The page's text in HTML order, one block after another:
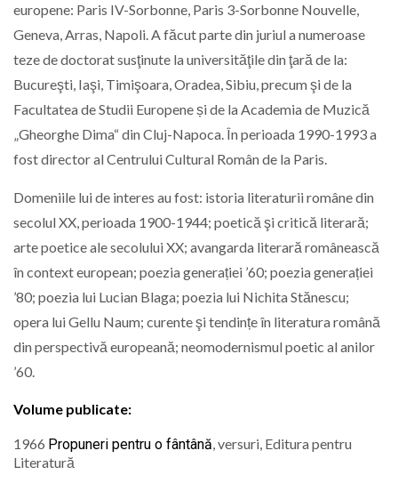
europene: Paris IV-Sorbonne, Paris 3-Sorbonne Nouvelle,
Geneva, Arras, Napoli. A făcut parte din juriul a numeroase
teze de doctorat susţinute la universităţile din ţară de la:
Bucureşti, Iaşi, Timişoara, Oradea, Sibiu, precum şi de la
Facultatea de Studii Europene și de la Academia de Muzică
„Gheorghe Dima“ din Cluj-Napoca. În perioada 1990-1993 a
fost director al Centrului Cultural Român de la Paris.
Domeniile lui de interes au fost: istoria literaturii române din
secolul XX, perioada 1900-1944; poetică şi critică literară;
arte poetice ale secolului XX; avangarda literară românească
în context european; poezia generației ’60; poezia generației
’80; poezia lui Lucian Blaga; poezia lui Nichita Stănescu;
opera lui Gellu Naum; curente şi tendințe în literatura română
din perspectivă europeană; neomodernismul poetic al anilor
’60.
Volume publicate:
1966 Propuneri pentru o fântână , versuri, Editura pentru
Literatură